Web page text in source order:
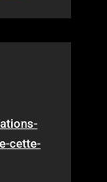
cette-